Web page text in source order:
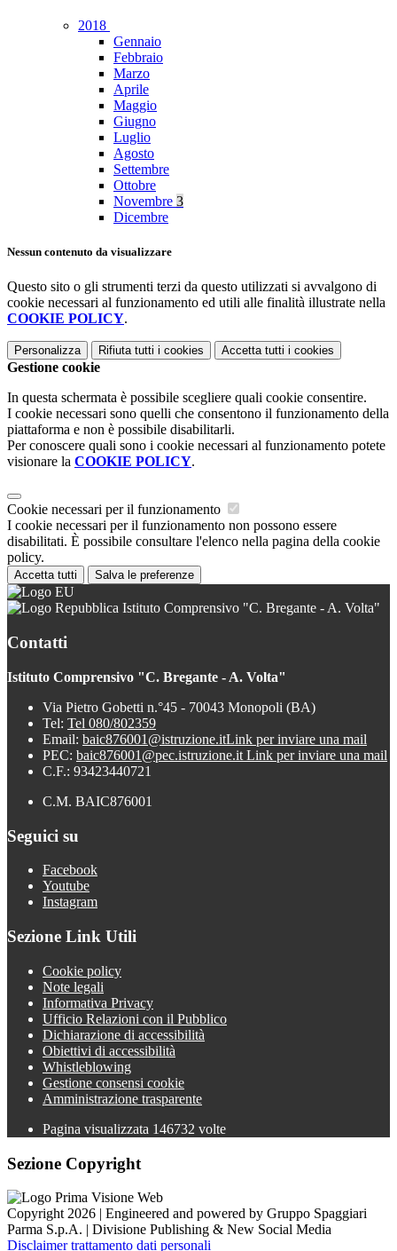
2018
Gennaio
Febbraio
Marzo
Aprile
Maggio
Giugno
Luglio
Agosto
Settembre
Ottobre
Novembre 3
Dicembre
Nessun contenuto da visualizzare
Questo sito o gli strumenti terzi da questo utilizzati si avvalgono di
cookie necessari al funzionamento ed utili alle finalità illustrate nella
COOKIE POLICY.
Personalizza Rifiuta tutti i cookies Accetta tutti i cookies
Gestione cookie
In questa schermata è possibile scegliere quali cookie consentire.
I cookie necessari sono quelli che consentono il funzionamento della
piattaforma e non è possibile disabilitarli.
Per conoscere quali sono i cookie necessari al funzionamento potete
visionare la COOKIE POLICY.
Cookie necessari per il funzionamento
I cookie necessari per il funzionamento non possono essere
disabilitati. È possibile consultare l'elenco nella pagina della cookie
policy.
Accetta tutti Salva le preferenze
Istituto Comprensivo "C. Bregante - A. Volta"
Contatti
Istituto Comprensivo "C. Bregante - A. Volta"
Via Pietro Gobetti n.°45 - 70043 Monopoli (BA)
Tel: Tel 080/802359
Email: baic876001@istruzione.itLink per inviare una mail
PEC: baic876001@pec.istruzione.it Link per inviare una mail
C.F.: 93423440721
C.M. BAIC876001
Seguici su
Facebook
Youtube
Instagram
Sezione Link Utili
Cookie policy
Note legali
Informativa Privacy
Ufficio Relazioni con il Pubblico
Dichiarazione di accessibilità
Obiettivi di accessibilità
Whistleblowing
Gestione consensi cookie
Amministrazione trasparente
Pagina visualizzata 146732 volte
Sezione Copyright
Copyright 2026 | Engineered and powered by Gruppo Spaggiari
Parma S.p.A. | Divisione Publishing & New Social Media
Disclaimer trattamento dati personali